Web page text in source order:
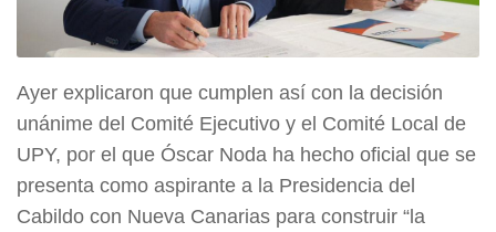
Ayer explicaron que cumplen así con la decisión
unánime del Comité Ejecutivo y el Comité Local de
UPY, por el que Óscar Noda ha hecho oficial que se
presenta como aspirante a la Presidencia del
Cabildo con Nueva Canarias para construir “la